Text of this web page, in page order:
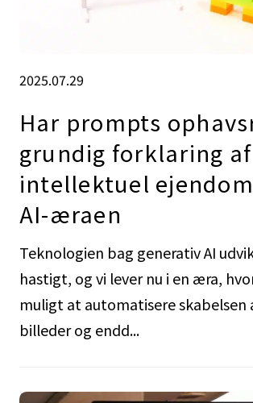
2025.07.29
Har prompts
grundig forklaring af
intellektuel
AI-æraen
Teknologien bag generativ AI
hastigt, og vi lever nu i en æra,
muligt at automatisere skabelsen
billeder og endd...